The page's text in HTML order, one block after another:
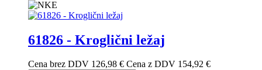
61826 - Kroglični ležaj
Cena brez DDV 126,98 € Cena z DDV 154,92 €